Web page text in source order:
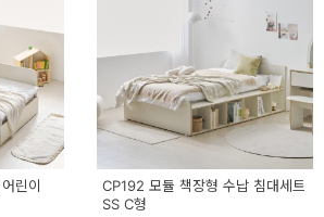
린이
CP192 모듈 책장형 수납 침대세트
SS C형